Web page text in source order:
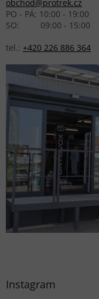
obchod@protrek.cz
PO - PÁ: 10:00 - 19:00
SO: 09:00 - 15:00
tel.: +420 226 886 364
Instagram